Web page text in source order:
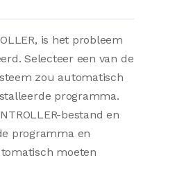
is het probleem
Selecteer een van de
zou automatisch
programma.
bestand en
programma en
moeten